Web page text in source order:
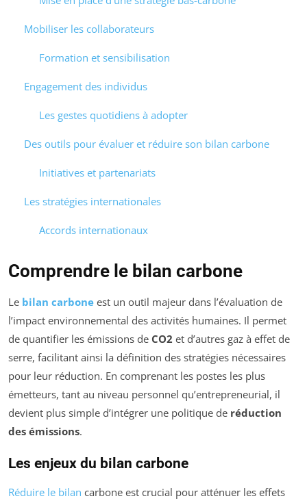
Mobiliser les collaborateurs
Formation et sensibilisation
Engagement des individus
Les gestes quotidiens à adopter
Des outils pour évaluer et réduire son bilan carbone
Initiatives et partenariats
Les stratégies internationales
Accords internationaux
Comprendre le bilan carbone
Le bilan carbone est un outil majeur dans l’évaluation de
l’impact environnemental des activités humaines. Il permet
de quantifier les émissions de CO2 et d’autres gaz à effet de
serre, facilitant ainsi la définition des stratégies nécessaires
pour leur réduction. En comprenant les postes les plus
émetteurs, tant au niveau personnel qu’entrepreneurial, il
devient plus simple d’intégrer une politique de réduction
des émissions.
Les enjeux du bilan carbone
Réduire le bilan carbone est crucial pour atténuer les effets